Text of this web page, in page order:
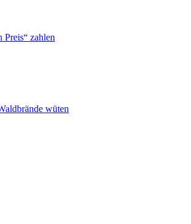
zahlen
wüten